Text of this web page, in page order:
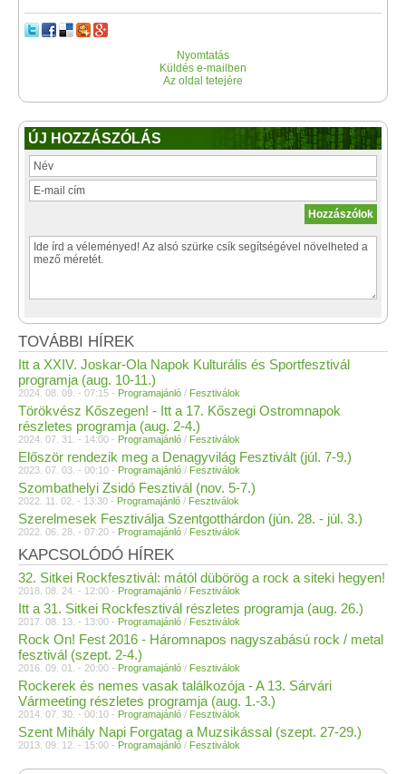
Nyomtatás
Küldés e-mailben
Az oldal tetejére
ÚJ HOZZÁSZÓLÁS
TOVÁBBI HÍREK
Itt a XXIV. Joskar-Ola Napok Kulturális és Sportfesztivál
programja (aug. 10-11.)
2024. 08. 09. - 07:15 - Programajánló / Fesztiválok
Törökvész Kőszegen! - Itt a 17. Kőszegi Ostromnapok
részletes programja (aug. 2-4.)
2024. 07. 31. - 14:00 - Programajánló / Fesztiválok
Először rendezik meg a Denagyvilág Fesztivált (júl. 7-9.)
2023. 07. 03. - 00:10 - Programajánló / Fesztiválok
Szombathelyi Zsidó Fesztivál (nov. 5-7.)
2022. 11. 02. - 13:30 - Programajánló / Fesztiválok
Szerelmesek Fesztiválja Szentgotthárdon (jún. 28. - júl. 3.)
2022. 06. 28. - 07:20 - Programajánló / Fesztiválok
KAPCSOLÓDÓ HÍREK
32. Sitkei Rockfesztivál: mától dübörög a rock a siteki hegyen!
2018. 08. 24. - 12:00 - Programajánló / Fesztiválok
Itt a 31. Sitkei Rockfesztivál részletes programja (aug. 26.)
2017. 08. 13. - 13:00 - Programajánló / Fesztiválok
Rock On! Fest 2016 - Háromnapos nagyszabású rock / metal
fesztivál (szept. 2-4.)
2016. 09. 01. - 20:00 - Programajánló / Fesztiválok
Rockerek és nemes vasak találkozója - A 13. Sárvári
Vármeeting részletes programja (aug. 1.-3.)
2014. 07. 30. - 00:10 - Programajánló / Fesztiválok
Szent Mihály Napi Forgatag a Muzsikással (szept. 27-29.)
2013. 09. 12. - 15:00 - Programajánló / Fesztiválok